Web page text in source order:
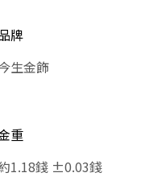
牌
生金飾
重
1.18錢 ±0.03錢